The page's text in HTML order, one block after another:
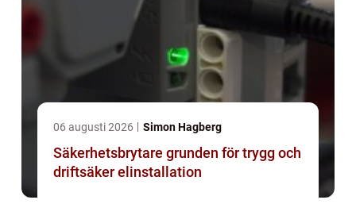
06 augusti 2026 Simon Hagberg
Säkerhetsbrytare grunden för trygg och
driftsäker elinstallation